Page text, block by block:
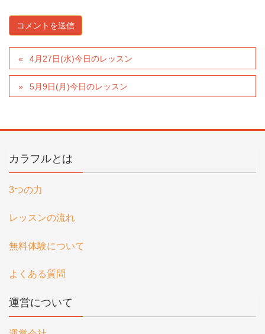
4月27日(水)今日のレッスン
5月9日(月)今日のレッスン
カラフルとは
3つの力
レッスンの流れ
無料体験について
よくある質問
運営について